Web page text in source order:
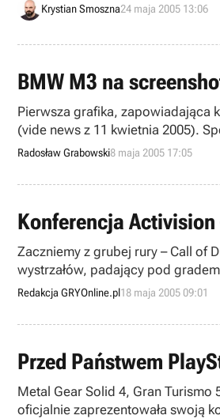
Krystian Smoszna24 maja 2005 13:06
BMW M3 na
Pierwsza grafika, zapowiadająca
(vide news z 11 kwietnia 2005).
Czytelnikom.
Radosław Grabowski8 maja 2005 17:05
Konferencja Activision
Zaczniemy z grubej rury – Call of
wystrzałów, padający pod
Redakcja GRYOnline.pl18 maja 2005 09:01
Przed Państwem
Metal Gear Solid 4, Gran Turismo
oficjalnie zaprezentowała swoją